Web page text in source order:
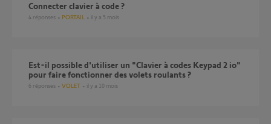
Connecter clavier à code ?
4 réponses PORTAIL il y a 5 mois
Est-il possible d'utiliser un "Clavier à codes Keypad 2 io"
pour faire fonctionner des volets roulants ?
6 réponses VOLET il y a 10 mois